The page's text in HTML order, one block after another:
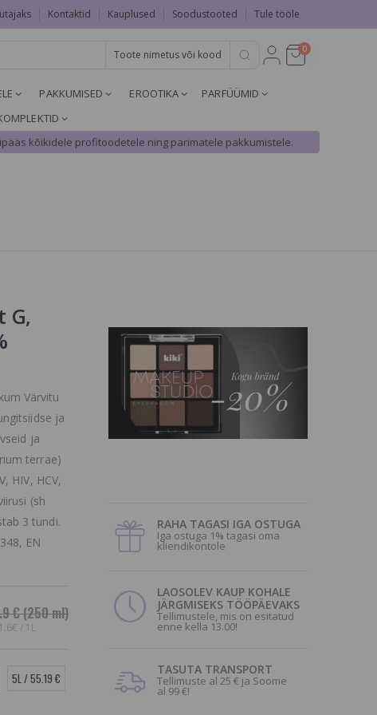
Kontaktid Kauplused Soodustooted Tule tööle
0
PAKKUMISED EROOTIKA
PARFÜÜMID
kõikidele profitoodetele ning parimatele pakkumistele.
G,
Värvitu
ja
ja
terrae)
HIV, HCV,
(sh
3 tundi.
EN
€(250 ml)
/ 1L
5L / 55.19 €
RAHA TAGASI IGA OSTUGA
Iga ostuga 1% tagasi oma
kliendikontole
LAOSOLEV KAUP KOHALE
JÄRGMISEKS TÖÖPÄEVAKS
Tellimustele, mis on esitatud
enne kella 13.00!
TASUTA TRANSPORT
Tellimuste al 25 € ja Soome
al 99 €!